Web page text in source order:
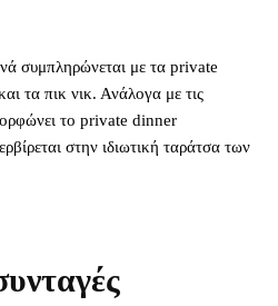
συμπληρώνεται με τα private
τα πικ νικ. Ανάλογα με τις
το private dinner
στην ιδιωτική ταράτσα των